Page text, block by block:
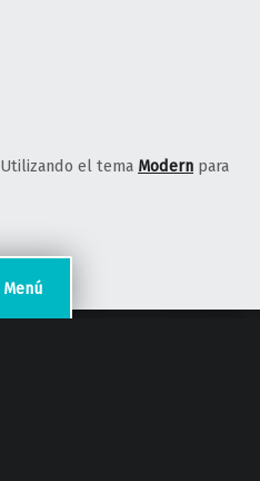
Menú
Utilizando el tema Modern para